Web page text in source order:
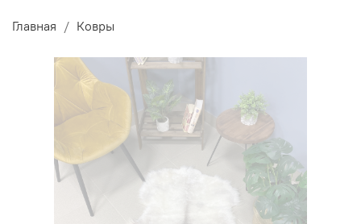
Главная Ковры